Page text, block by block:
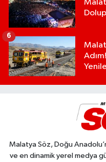
6
Malatya Söz, Doğu
ve en dinamik yerel medya